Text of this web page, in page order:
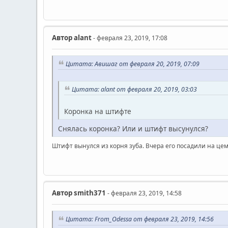
Авторalant- февраля 23, 2019, 17:08
Цитата: Авишаг от февраля 20, 2019, 07:09
Цитата: alant от февраля 20, 2019, 03:03
Коронка на штифте
Снялась коронка? Или и штифт высунулся?
Штифт вынулся из корня зуба. Вчера его посадили на
Авторsmith371 - февраля 23, 2019, 14:58
Цитата: From_Odessa от февраля 23, 2019, 14:56